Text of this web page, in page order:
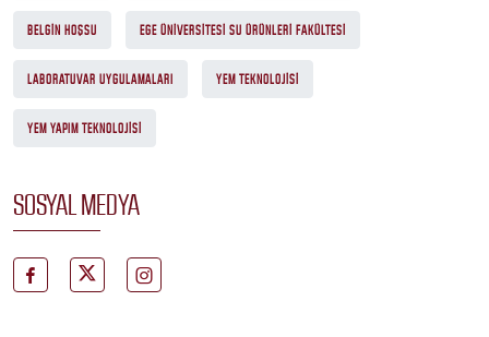
BELGIN HOŞSU EGE ÜNIVERSITESI SU ÜRÜNLERI FAKÜLTESI
LABORATUVAR UYGULAMALARI YEM TEKNOLOJISI
YEM YAPIM TEKNOLOJISI
SOSYAL MEDYA